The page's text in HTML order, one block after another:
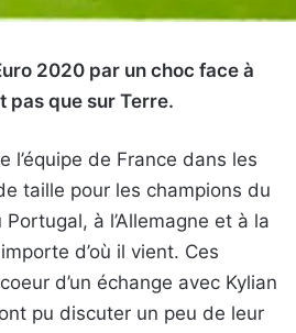
2020 par un choc face à
pas que sur Terre.
l’équipe de France dans les
taille pour les champions du
à l’Allemagne et à la
d’où il vient. Ces
d’un échange avec Kylian
pu discuter un peu de leur